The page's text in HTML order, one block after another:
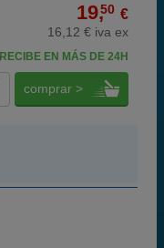
19,50 €
16,12 € iva ex
RECIBE EN MÁS DE 24H
comprar >